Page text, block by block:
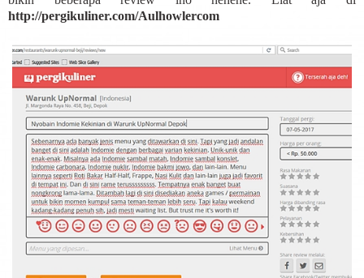
http://pergikuliner.com/Aulhowlercom